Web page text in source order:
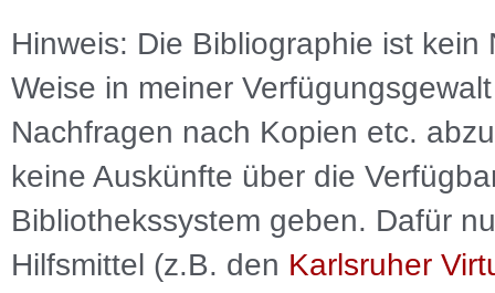
Hinweis: Die Bibliographie ist kein
Weise in meiner
Nachfragen nach Kopien etc.
keine Auskünfte über die
Bibliothekssystem geben. Dafür
Hilfsmittel (z.B. den Karlsruher